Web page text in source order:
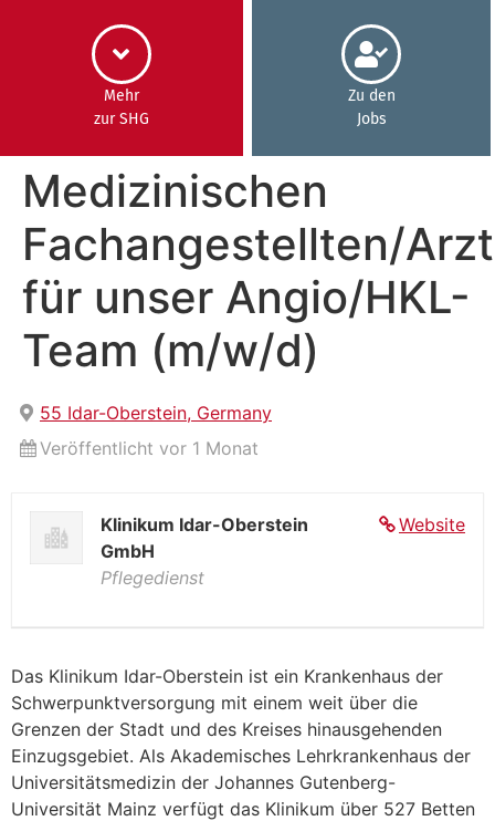
Mehr
zur SHG
Zu den
Jobs
Medizinischen
Fachangestellten/
für unser Angio/HKL-
Team (m/w/d)
55 Idar-Oberstein, Germany
Veröffentlicht vor 1 Monat
Website
Klinikum Idar-Oberstein
GmbH
Pflegedienst
Das Klinikum Idar-Oberstein ist ein Krankenhaus der
Schwerpunktversorgung mit einem weit über die
Grenzen der Stadt und des Kreises hinausgehenden
Einzugsgebiet. Als Akademisches Lehrkrankenhaus der
Universitätsmedizin der Johannes Gutenberg-
Universität Mainz verfügt das Klinikum über 527 Betten